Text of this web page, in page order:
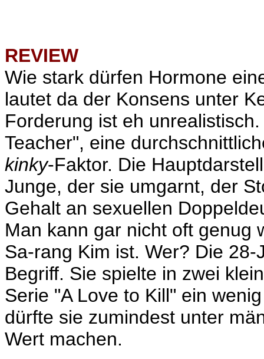
REVIEW
Wie stark dürfen Hormone
lautet da der Konsens unter
Forderung ist eh
Teacher", eine
kinky-Faktor. Die
Junge, der sie umgarnt, der
Gehalt an sexuellen
Man kann gar nicht oft genug
Sa-rang Kim ist. Wer? Die
Begriff. Sie spielte in zwei
Serie "A Love to Kill" ein
dürfte sie zumindest unter
Wert machen.